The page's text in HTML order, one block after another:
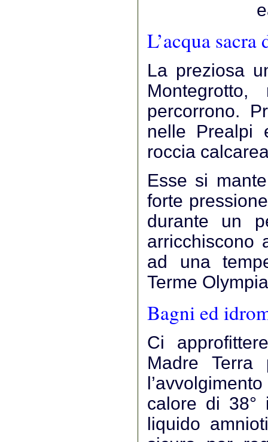
L’acqua
La preziosa
percorrono.
nelle Prealpi
roccia
Esse si
forte
durante un
arricchiscono
ad una
Terme
Bagni ed
Ci
Madre
calore di 38°
liquido